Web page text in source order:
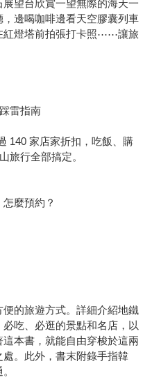
望台欣賞一望無際的海天一
邊喝咖啡邊看天空膠囊列車
紅燈塔前拍張打卡照⋯⋯讓旅
雷指南
140 家店家折扣，吃飯、購
旅行全部搞定。
麼預約？
的旅遊方式。詳細介紹地鐵
吃、必逛的景點和名店，以
本書，就能自由穿梭於這兩
。此外，書末附錄手指韓